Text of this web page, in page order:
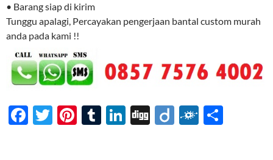
• Barang siap di kirim
Tunggu apalagi, Percayakan pengerjaan bantal custom murah
anda pada kami !!
F
T
Pi T
Li
Di Di F